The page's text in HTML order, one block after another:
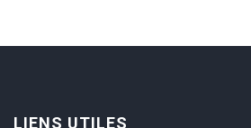
LIENS UTILES